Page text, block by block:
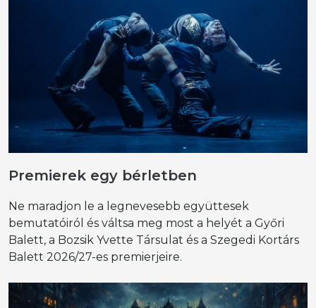
Premierek egy bérletben
Ne maradjon le a legnevesebb együttesek
bemutatóiról és váltsa meg most a helyét a Győri
Balett, a Bozsik Yvette Társulat és a Szegedi Kortárs
Balett 2026/27-es premierjeire.